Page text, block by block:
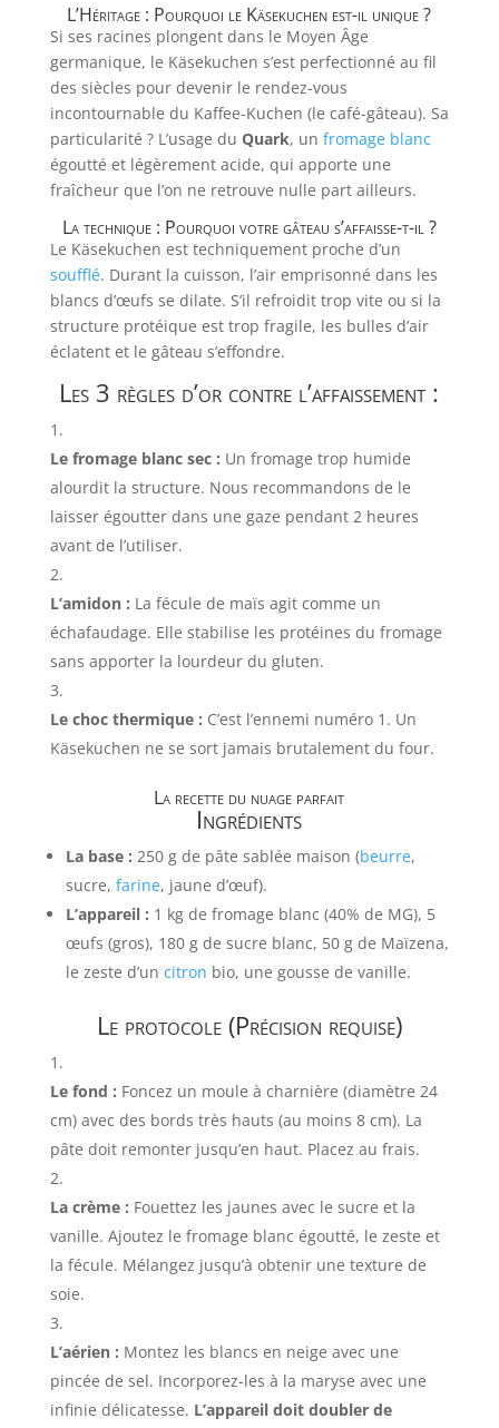
L’Héritage : Pourquoi le Käsekuchen est-il unique ?
Si ses racines plongent dans le Moyen Âge
germanique, le Käsekuchen s’est perfectionné au fil
des siècles pour devenir le rendez-vous
incontournable du Kaffee-Kuchen (le café-gâteau). Sa
particularité ? L’usage du Quark, un fromage blanc
égoutté et légèrement acide, qui apporte une
fraîcheur que l’on ne retrouve nulle part ailleurs.
La technique : Pourquoi votre gâteau s’affaisse-t-il ?
Le Käsekuchen est techniquement proche d’un
soufflé. Durant la cuisson, l’air emprisonné dans les
blancs d’œufs se dilate. S’il refroidit trop vite ou si la
structure protéique est trop fragile, les bulles d’air
éclatent et le gâteau s’effondre.
Les 3 règles d’or contre l’affaissement :
Le fromage blanc sec : Un fromage trop humide
alourdit la structure. Nous recommandons de le
laisser égoutter dans une gaze pendant 2 heures
avant de l’utiliser.
L’amidon : La fécule de maïs agit comme un
échafaudage. Elle stabilise les protéines du fromage
sans apporter la lourdeur du gluten.
Le choc thermique : C’est l’ennemi numéro 1. Un
Käsekuchen ne se sort jamais brutalement du four.
La recette du nuage parfait
Ingrédients
La base : 250 g de pâte sablée maison (beurre,
sucre, farine, jaune d’œuf).
L’appareil : 1 kg de fromage blanc (40% de MG), 5
œufs (gros), 180 g de sucre blanc, 50 g de Maïzena,
le zeste d’un citron bio, une gousse de vanille.
Le protocole (Précision requise)
Le fond : Foncez un moule à charnière (diamètre 24
cm) avec des bords très hauts (au moins 8 cm). La
pâte doit remonter jusqu’en haut. Placez au frais.
La crème : Fouettez les jaunes avec le sucre et la
vanille. Ajoutez le fromage blanc égoutté, le zeste et
la fécule. Mélangez jusqu’à obtenir une texture de
soie.
L’aérien : Montez les blancs en neige avec une
pincée de sel. Incorporez-les à la maryse avec une
infinie délicatesse. L’appareil doit doubler de